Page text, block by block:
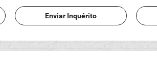
Enviar Inquérito